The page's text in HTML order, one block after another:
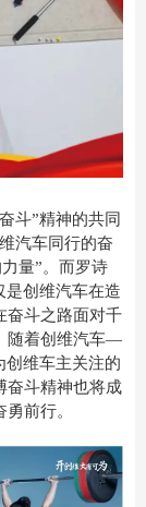
斗”精神的共同
汽车同行的奋
量”。而罗诗
是创维汽车在造
奋斗之路面对千
随着创维汽车—
创维车主关注的
奋斗精神也将成
前行。